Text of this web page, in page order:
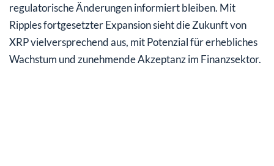
regulatorische Änderungen informiert bleiben. Mit
Ripples fortgesetzter Expansion sieht die Zukunft von
XRP vielversprechend aus, mit Potenzial für erhebliches
Wachstum und zunehmende Akzeptanz im Finanzsektor.